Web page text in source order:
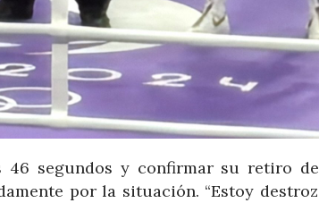
46 segundos y confirmar su retiro
por la situación. “Estoy